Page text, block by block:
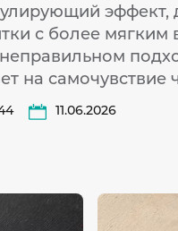
эффект,
с более мягким
на самочувствие
11.06.2026